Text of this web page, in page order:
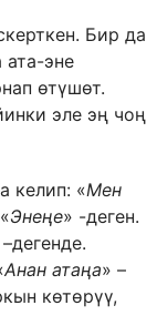
Бир да
эне
өтүшөт.
эле эң чоң
келип: «Мен
Энеңе» -деген.
Анан атаңа» –
көтөрүү,